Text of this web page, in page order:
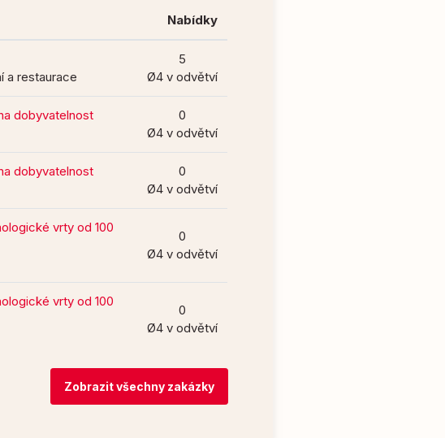
Nabídky
a restaurace
5
Ø4 v odvětví
dobyvatelnost
0
Ø4 v odvětví
dobyvatelnost
0
Ø4 v odvětví
vrty od 100
0
Ø4 v odvětví
vrty od 100
0
Ø4 v odvětví
Zobrazit všechny zakázky